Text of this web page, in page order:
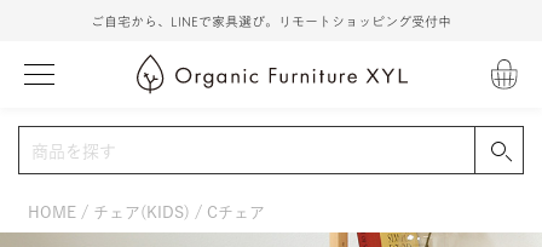
ご自宅から、LINEで家具選び。リモートショッピング受付中
HOME チェア(KIDS) Cチェア